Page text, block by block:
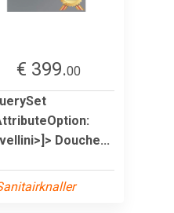
€ 399.00
Douche...